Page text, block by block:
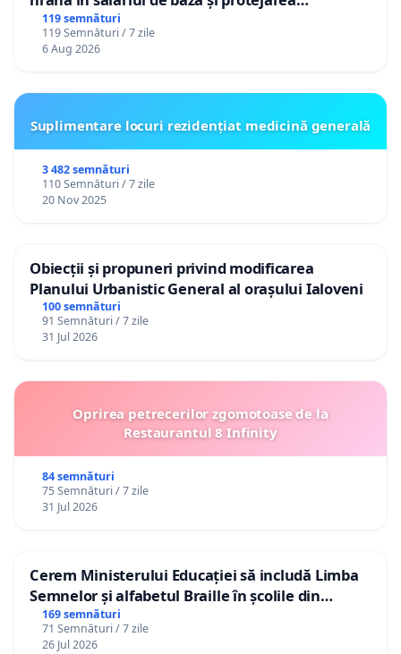
gradațiilor de vechime pentru asistenții
personali
119 semnături
119 Semnături / 7 zile
6 Aug 2026
Suplimentare locuri rezidențiat medicină generală
3 482 semnături
110 Semnături / 7 zile
20 Nov 2025
Obiecții și propuneri privind modificarea
Planului Urbanistic General al orașului Ialoveni
100 semnături
91 Semnături / 7 zile
31 Jul 2026
Oprirea petrecerilor zgomotoase de la
Restaurantul 8 Infinity
84 semnături
75 Semnături / 7 zile
31 Jul 2026
Cerem Ministerului Educației să includă Limba
Semnelor și alfabetul Braille în școlile din
Republica Moldova!
169 semnături
71 Semnături / 7 zile
26 Jul 2026